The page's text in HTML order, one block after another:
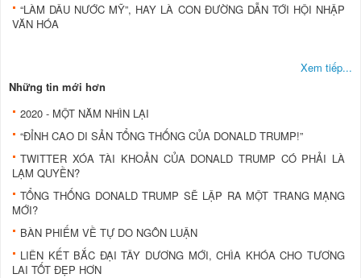
“LÀM DÂU NƯỚC MỸ”, HAY LÀ CON ĐƯỜNG DẪN TỚI HỘI NHẬP
VĂN HÓA
Xem tiếp...
Những tin mới hơn
2020 - MỘT NĂM NHÌN LẠI
“ĐỈNH CAO DI SẢN TỔNG THỐNG CỦA DONALD TRUMP!”
TWITTER XÓA TÀI KHOẢN CỦA DONALD TRUMP CÓ PHẢI LÀ
LẠM QUYỀN?
TỔNG THỐNG DONALD TRUMP SẼ LẬP RA MỘT TRANG MẠNG
MỚI?
BÀN PHIẾM VỀ TỰ DO NGÔN LUẬN
LIÊN KẾT BẮC ĐẠI TÂY DƯƠNG MỚI, CHÌA KHÓA CHO TƯƠNG
LAI TỐT ĐẸP HƠN